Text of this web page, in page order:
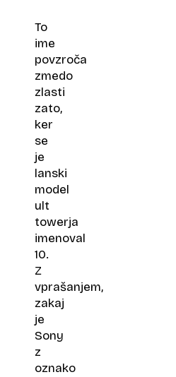
To
ime
povzroča
zmedo
zlasti
zato,
ker
se
je
lanski
model
ult
towerja
imenoval
10.
Z
vprašanjem,
zakaj
je
Sony
z
oznako